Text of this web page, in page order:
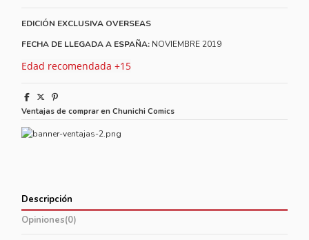
EDICIÓN EXCLUSIVA OVERSEAS
FECHA DE LLEGADA A ESPAÑA: NOVIEMBRE 2019
Edad recomendada +15
Ventajas de comprar en Chunichi Comics
Descripción
Opiniones(0)